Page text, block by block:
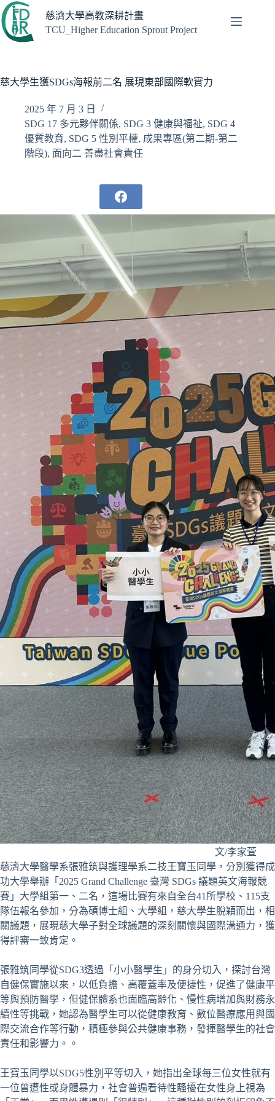
跳
至
主
容
慈濟大學高教深耕計畫
TCU_Higher Education Sprout Project
慈大學生獲SDGs海報前二名 展現東部國際軟實力
2025 年 7 月 3 日
SDG 17 多元夥伴關係, SDG 3 健康與福祉, SDG 4
優質教育, SDG 5 性別平權, 成果專區(第二期-第二
階段), 面向二 善盡社會責任
文/李家萓
慈濟大學醫學系張雅筑與護理學系二技王寶玉同學，分別獲得成
功大學舉辦「2025 Grand Challenge 臺灣 SDGs 議題英文海報競
賽」大學組第一、二名，這場比賽有來自全台41所學校、115支
隊伍報名參加，分為碩博士組、大學組，慈大學生脫穎而出，相
關議題，展現慈大學子對全球議題的深刻關懷與國際溝通力，獲
得評審一致肯定。
張雅筑同學從SDG3透過「小小醫學生」的身分切入，探討台灣
自健保實施以來，以低負擔、高覆蓋率及便捷性，促進了健康平
等與預防醫學，但健保體系也面臨高齡化、慢性病增加與財務永
續性等挑戰，她認為醫學生可以從健康教育、數位醫療應用與國
際交流合作等行動，積極參與公共健康事務，發揮醫學生的社會
責任和影響力。。
王寶玉同學以SDG5性別平等切入，她指出全球每三位女性就有
一位曾遭性或身體暴力，社會普遍看待性騷擾在女性身上視為